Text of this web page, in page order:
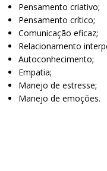
Pensamento criativo;
Pensamento crítico;
Comunicação eficaz;
Relacionamento
Autoconhecimento;
Empatia;
Manejo de estresse;
Manejo de emoções.